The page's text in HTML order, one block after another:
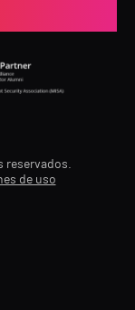
reservados.
de uso